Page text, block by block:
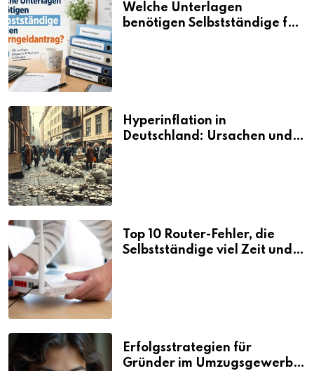
Welche Unterlagen
benötigen Selbstständige für
Hyperinflation in
Deutschland: Ursachen und
Top 10 Router-Fehler, die
Selbstständige viel Zeit und
Erfolgsstrategien für
Gründer im Umzugsgewerbe